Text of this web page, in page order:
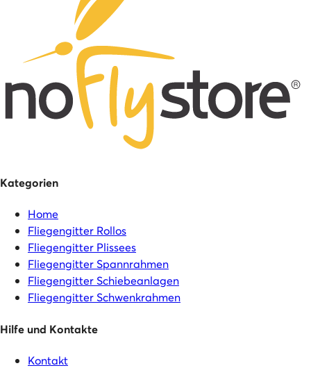
Kategorien
Home
Fliegengitter Rollos
Fliegengitter Plissees
Fliegengitter Spannrahmen
Fliegengitter Schiebeanlagen
Fliegengitter Schwenkrahmen
Hilfe und Kontakte
Kontakt